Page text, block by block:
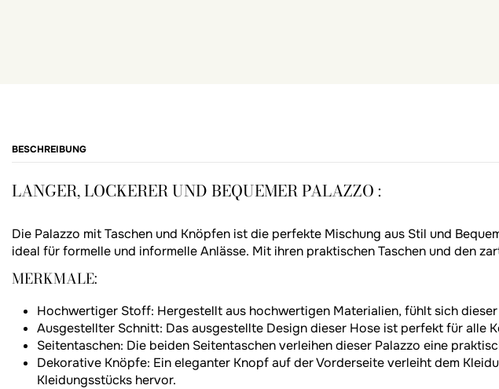
BESCHREIBUNG
LANGER, LOCKERER UND BEQUEMER PALAZZO :
Die Palazzo mit Taschen und Knöpfen ist die perfekte Mischung aus Stil und
ideal für formelle und informelle Anlässe. Mit ihren praktischen Taschen und den
MERKMALE:
Hochwertiger Stoff: Hergestellt aus hochwertigen Materialien, fühlt sich
Ausgestellter Schnitt: Das ausgestellte Design dieser Hose ist perfekt für alle
Seitentaschen: Die beiden Seitentaschen verleihen dieser Palazzo eine
Dekorative Knöpfe: Ein eleganter Knopf auf der Vorderseite verleiht dem
Kleidungsstücks hervor.